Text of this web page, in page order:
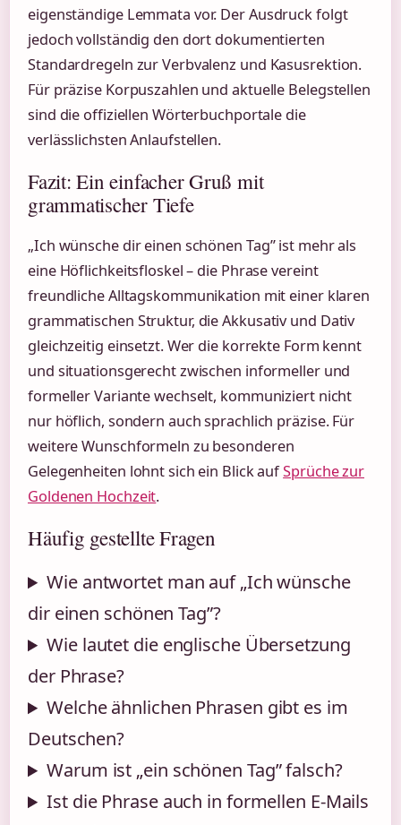
eigenständige Lemmata vor. Der Ausdruck folgt
jedoch vollständig den dort dokumentierten
Standardregeln zur Verbvalenz und Kasusrektion.
Für präzise Korpuszahlen und aktuelle Belegstellen
sind die offiziellen Wörterbuchportale die
verlässlichsten Anlaufstellen.
Fazit: Ein einfacher Gruß mit
grammatischer Tiefe
„Ich wünsche dir einen schönen Tag” ist mehr als
eine Höflichkeitsfloskel – die Phrase vereint
freundliche Alltagskommunikation mit einer klaren
grammatischen Struktur, die Akkusativ und Dativ
gleichzeitig einsetzt. Wer die korrekte Form kennt
und situationsgerecht zwischen informeller und
formeller Variante wechselt, kommuniziert nicht
nur höflich, sondern auch sprachlich präzise. Für
weitere Wunschformeln zu besonderen
Gelegenheiten lohnt sich ein Blick aufSprüche zur
Goldenen Hochzeit.
Häufig gestellte Fragen
Wie antwortet man auf „Ich wünsche
dir einen schönen Tag”?
Wie lautet die englische Übersetzung
der Phrase?
Welche ähnlichen Phrasen gibt es im
Deutschen?
Warum ist „ein schönen Tag” falsch?
Ist die Phrase auch in formellen E-Mails